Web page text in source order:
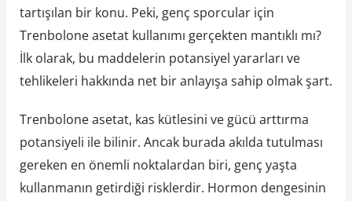
tartışılan bir konu. Peki, genç sporcular için
Trenbolone asetat kullanımı gerçekten mantıklı mı?
İlk olarak, bu maddelerin potansiyel yararları ve
tehlikeleri hakkında net bir anlayışa sahip olmak şart.
Trenbolone asetat, kas kütlesini ve gücü arttırma
potansiyeli ile bilinir. Ancak burada akılda tutulması
gereken en önemli noktalardan biri, genç yaşta
kullanmanın getirdiği risklerdir. Hormon dengesinin